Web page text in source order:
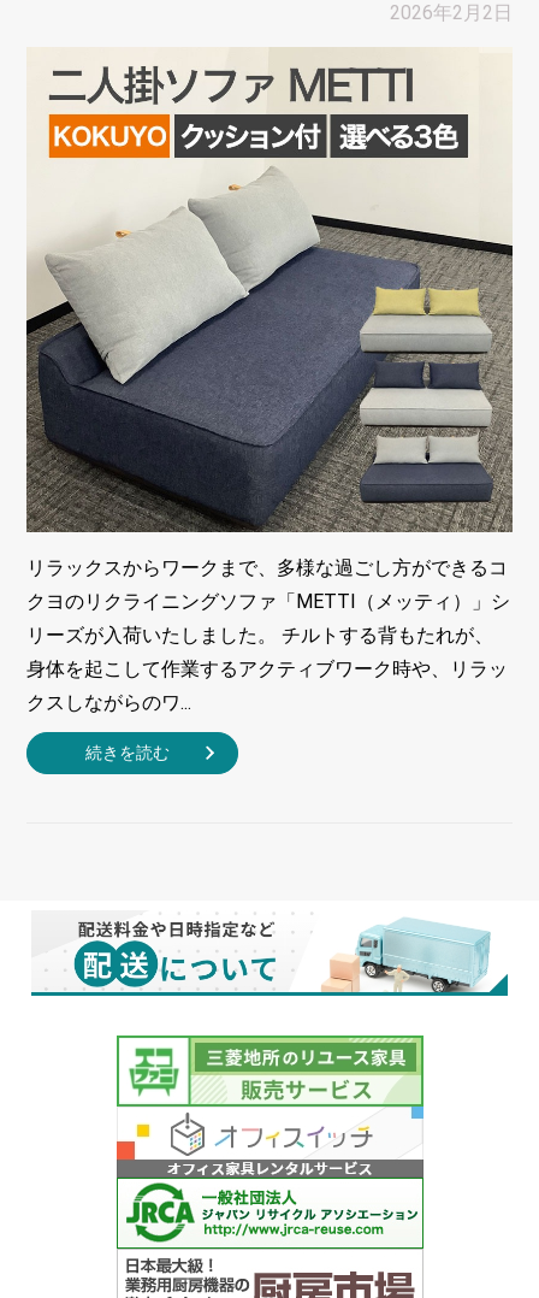
2026年2月2日
リラックスからワークまで、多様な過ごし方ができるコ
クヨのリクライニングソファ「METTI（メッティ）」シ
リーズが入荷いたしました。 チルトする背もたれが、
身体を起こして作業するアクティブワーク時や、リラッ
クスしながらのワ...
続きを読む